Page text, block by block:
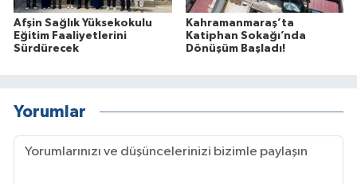
Afşin Sağlık Yüksekokulu
Eğitim Faaliyetlerini
Sürdürecek
Kahramanmaraş’ta
Katiphan Sokağı’nda
Dönüşüm Başladı!
Yorumlar